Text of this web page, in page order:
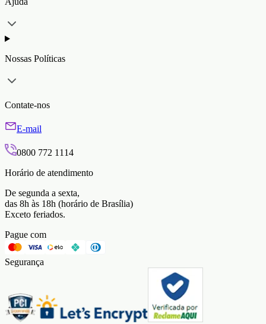
Nossas Políticas
Contate-nos
E-mail
0800 772 1114
Horário de atendimento
De segunda a sexta,
das 8h às 18h (horário de Brasília)
Exceto feriados.
Pague com
Segurança